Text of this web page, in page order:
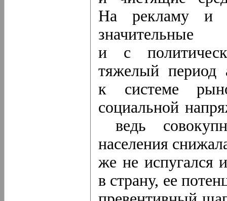
На рекламу и
и с
тяжелый период
к системе
социальной
ведь
населения
же не
в страну, ее